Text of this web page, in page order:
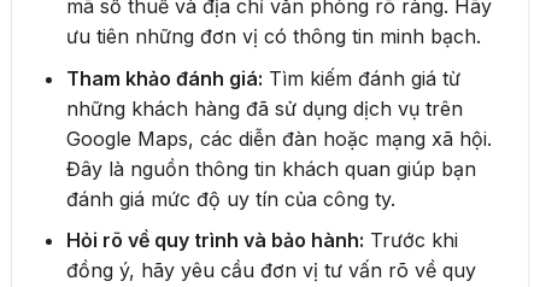
mã số thuế và địa chỉ văn phòng rõ ràng. Hãy
ưu tiên những đơn vị có thông tin minh bạch.
Tham khảo đánh giá: Tìm kiếm đánh giá từ
những khách hàng đã sử dụng dịch vụ trên
Google Maps, các diễn đàn hoặc mạng xã hội.
Đây là nguồn thông tin khách quan giúp bạn
đánh giá mức độ uy tín của công ty.
Hỏi rõ về quy trình và bảo hành: Trước khi
đồng ý, hãy yêu cầu đơn vị tư vấn rõ về quy